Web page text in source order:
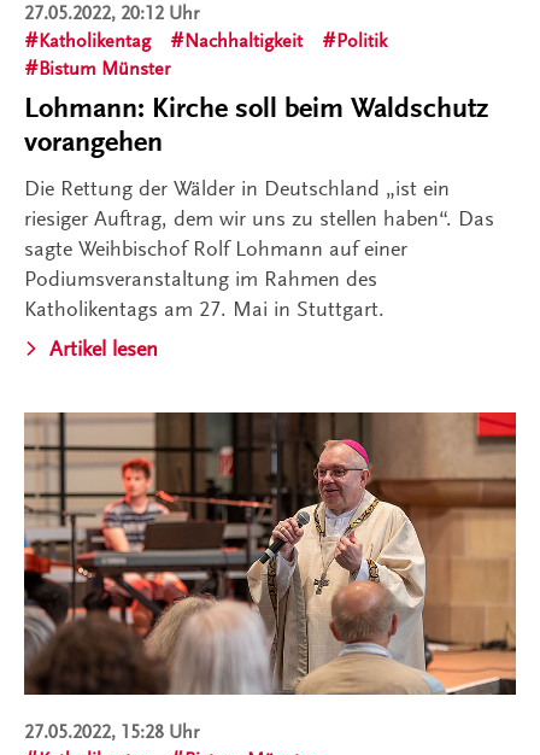
27.05.2022, 20:12 Uhr
Katholikentag
Nachhaltigkeit
Politik
Bistum Münster
Lohmann: Kirche soll beim Waldschutz
vorangehen
Die Rettung der Wälder in Deutschland „ist ein
riesiger Auftrag, dem wir uns zu stellen haben“. Das
sagte Weihbischof Rolf Lohmann auf einer
Podiumsveranstaltung im Rahmen des
Katholikentags am 27. Mai in Stuttgart.
Artikel lesen
27.05.2022, 15:28 Uhr